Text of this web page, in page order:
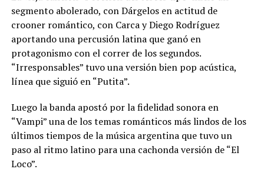
segmento abolerado, con Dárgelos en actitud de
crooner romántico, con Carca y Diego Rodríguez
aportando una percusión latina que ganó en
protagonismo con el correr de los segundos.
“Irresponsables” tuvo una versión bien pop acústica,
línea que siguió en “Putita”.
Luego la banda apostó por la fidelidad sonora en
“Vampi” una de los temas románticos más lindos de los
últimos tiempos de la música argentina que tuvo un
paso al ritmo latino para una cachonda versión de “El
Loco”.